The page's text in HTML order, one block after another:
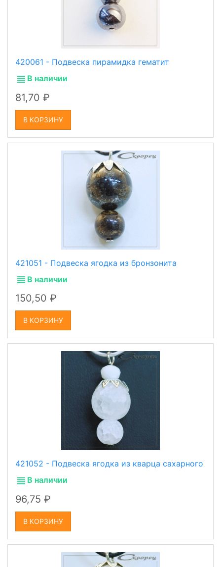
420061 - Подвеска пирамидка гематит
В наличии
81,70
В КОРЗИНУ
421051 - Подвеска ягодка из бронзонита
В наличии
150,50
В КОРЗИНУ
421052 - Подвеска ягодка из кварца сахарного
В наличии
96,75
В КОРЗИНУ